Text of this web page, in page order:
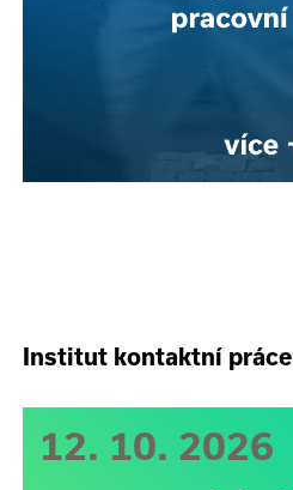
Institut kontaktní práce
12. 10. 2026